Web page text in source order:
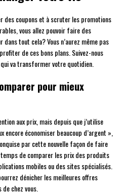
des coupons et à scruter les promotions
vous allez pouvoir faire des
tout cela? Vous n’aurez même pas
de ces bons plans. Suivez-nous
va transformer votre quotidien.
pour mieux
aux prix, mais depuis que j’utilise
économiser beaucoup d’argent »,
par cette nouvelle façon de faire
de comparer les prix des produits
mobiles ou des sites spécialisés.
dénicher les meilleures offres
chez vous.